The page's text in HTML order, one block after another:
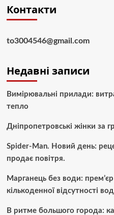
Контакти
to3004546@gmail.com
Недавні записи
Вимірювальні прилади:
тепло
Дніпропетровські жінки за
Spider-Man. Новий день:
продає повітря.
Марганець без води:
кількоденної відсутності
В ритме большого города: